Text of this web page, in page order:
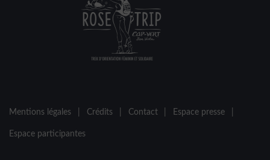
Mentions légales Crédits Contact Espace presse
Espace participantes